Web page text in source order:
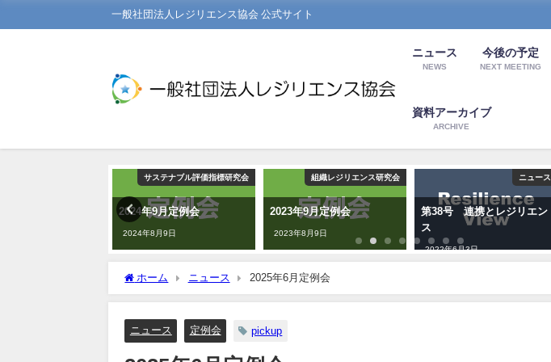
一般社団法人レジリエンス協会 公式サイト
ニュース
NEWS
今後の予定
NEXT MEETING
資料アーカイブ
ARCHIVE
サステナブル評価指標研究会
2024年9月定例会
2024年8月9日
組織レジリエンス研究会
2023年9月定例会
2023年8月9日
ニュース
第38号 連携とレジリエン
ス
2022年6月3日
ホーム ニュース 2025年6月定例会
ニュース 定例会 pickup